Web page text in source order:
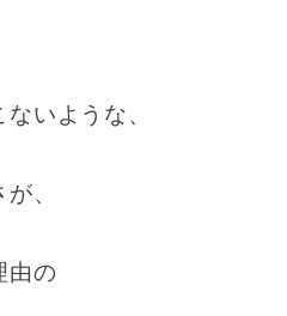
いような、
、
由の